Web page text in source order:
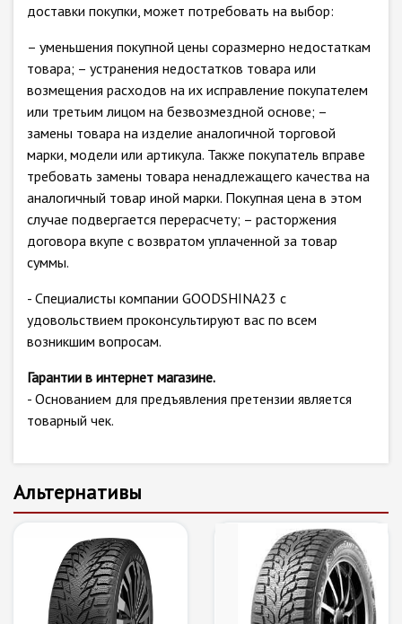
доставки покупки, может потребовать на выбор:
– уменьшения покупной цены соразмерно недостаткам
товара; – устранения недостатков товара или
возмещения расходов на их исправление покупателем
или третьим лицом на безвозмездной основе; –
замены товара на изделие аналогичной торговой
марки, модели или артикула. Также покупатель вправе
требовать замены товара ненадлежащего качества на
аналогичный товар иной марки. Покупная цена в этом
случае подвергается перерасчету; – расторжения
договора вкупе с возвратом уплаченной за товар
суммы.
- Специалисты компании GOODSHINA23 с
удовольствием проконсультируют вас по всем
возникшим вопросам.
Гарантии в интернет магазине.
- Основанием для предъявления претензии является
товарный чек.
Альтернативы